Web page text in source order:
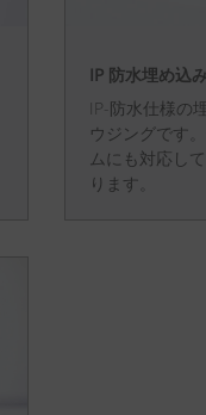
IP 防水埋め込
IP-防水仕様の
ウジングです
ムにも対応し
ります。